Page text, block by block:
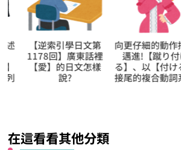
【逆索引學日文第
1178回】廣東話裡
【愛】的日文怎樣
向更仔細的動作描述
邁進!【蹴り付け
る】、以【付ける】
接尾的複合動詞系列
在這看看其他分類